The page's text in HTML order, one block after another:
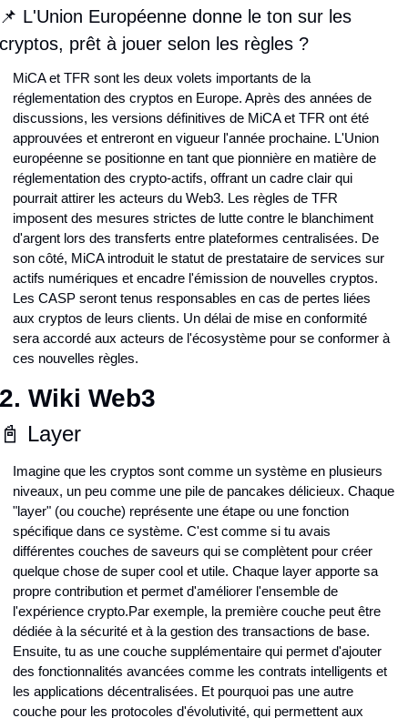
📌 L'Union Européenne donne le ton sur les
cryptos, prêt à jouer selon les règles ?
MiCA et TFR sont les deux volets importants de la
réglementation des cryptos en Europe. Après des années de
discussions, les versions définitives de MiCA et TFR ont été
approuvées et entreront en vigueur l'année prochaine. L'Union
européenne se positionne en tant que pionnière en matière de
réglementation des crypto-actifs, offrant un cadre clair qui
pourrait attirer les acteurs du Web3. Les règles de TFR
imposent des mesures strictes de lutte contre le blanchiment
d'argent lors des transferts entre plateformes centralisées. De
son côté, MiCA introduit le statut de prestataire de services sur
actifs numériques et encadre l'émission de nouvelles cryptos.
Les CASP seront tenus responsables en cas de pertes liées
aux cryptos de leurs clients. Un délai de mise en conformité
sera accordé aux acteurs de l'écosystème pour se conformer à
ces nouvelles règles.
2. Wiki Web3
📓 Layer
Imagine que les cryptos sont comme un système en plusieurs
niveaux, un peu comme une pile de pancakes délicieux. Chaque
"layer" (ou couche) représente une étape ou une fonction
spécifique dans ce système. C'est comme si tu avais
différentes couches de saveurs qui se complètent pour créer
quelque chose de super cool et utile. Chaque layer apporte sa
propre contribution et permet d'améliorer l'ensemble de
l'expérience crypto.Par exemple, la première couche peut être
dédiée à la sécurité et à la gestion des transactions de base.
Ensuite, tu as une couche supplémentaire qui permet d'ajouter
des fonctionnalités avancées comme les contrats intelligents et
les applications décentralisées. Et pourquoi pas une autre
couche pour les protocoles d'évolutivité, qui permettent aux